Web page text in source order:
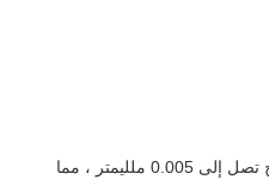
لديه دقة التسامح تصل إلى 0.005 ملليمتر ، مما